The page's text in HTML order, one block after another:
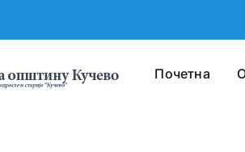
Почетна